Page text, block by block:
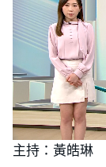
U
n
m
u
主持：黃皓琳